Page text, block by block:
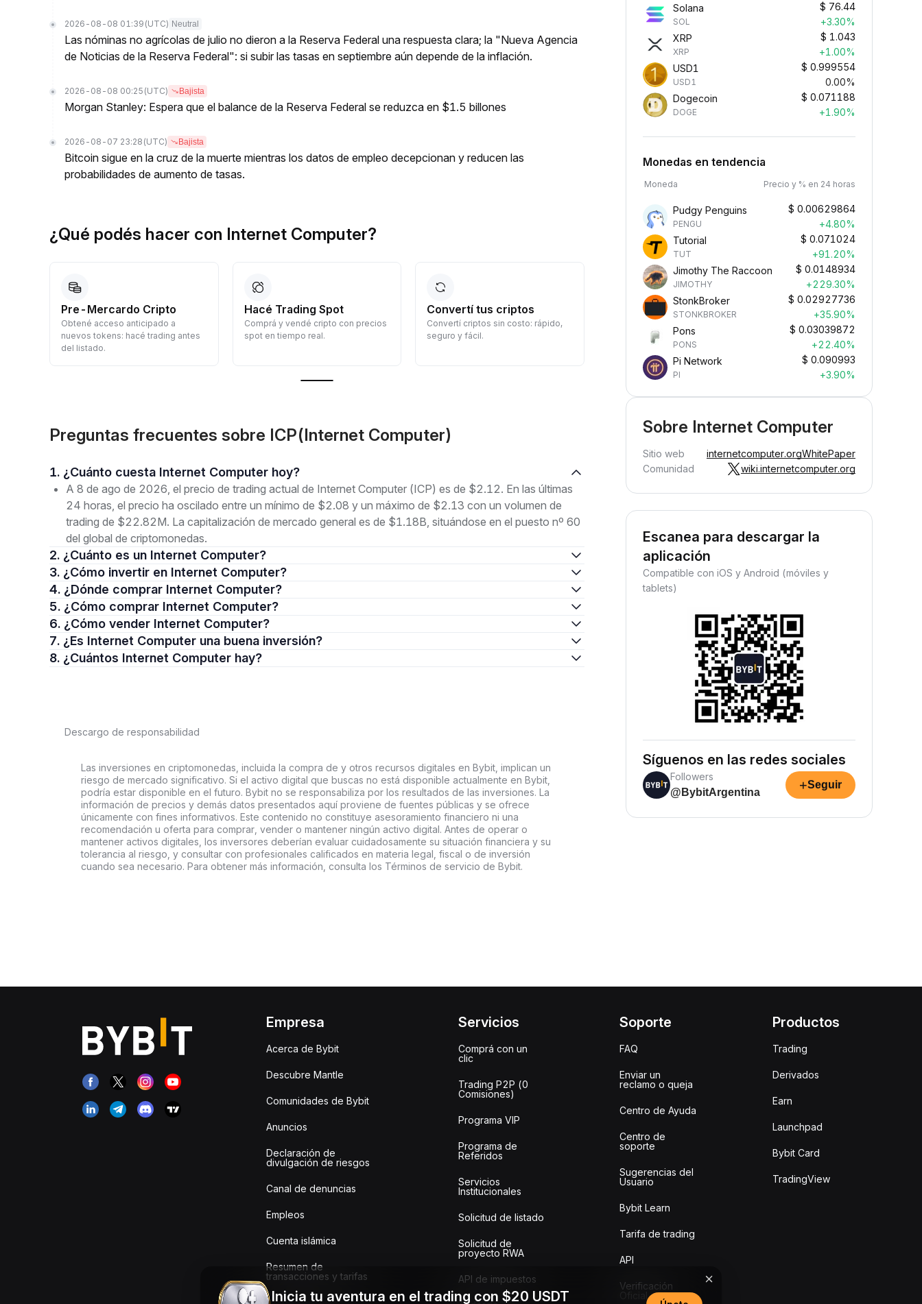
2026-08-08 01:39 (UTC) Neutral
Las nóminas no agrícolas de julio no dieron a la Reserva Federal una respuesta clara; la "Nueva Agencia
de Noticias de la Reserva Federal": si subir las tasas en septiembre aún depende de la inflación.
2026-08-08 00:25 (UTC) Bajista
Morgan Stanley: Espera que el balance de la Reserva Federal se reduzca en $1.5 billones
2026-08-07 23:28 (UTC) Bajista
Bitcoin sigue en la cruz de la muerte mientras los datos de empleo decepcionan y reducen las
probabilidades de aumento de tasas.
¿Qué podés hacer con Internet Computer?
Pre-Mercardo Cripto
Obtené acceso anticipado a
nuevos tokens: hacé trading antes
del listado.
Hacé Trading Spot
Comprá y vendé cripto con precios
spot en tiempo real.
Convertí tus criptos
Convertí criptos sin costo: rápido,
seguro y fácil.
Ganá ingresos pasivos
depositá tus fondos y observá
Preguntas frecuentes sobre ICP(Internet Computer)
1. ¿Cuánto cuesta Internet Computer hoy?
A 8 de ago de 2026, el precio de trading actual de Internet Computer (ICP) es de $2.12. En las últimas
24 horas, el precio ha oscilado entre un mínimo de $2.08 y un máximo de $2.13 con un volumen de
trading de $22.82M. La capitalización de mercado general es de $1.18B, situándose en el puesto nº 60
del global de criptomonedas.
2. ¿Cuánto es un Internet Computer?
3. ¿Cómo invertir en Internet Computer?
4. ¿Dónde comprar Internet Computer?
5. ¿Cómo comprar Internet Computer?
6. ¿Cómo vender Internet Computer?
7. ¿Es Internet Computer una buena inversión?
8. ¿Cuántos Internet Computer hay?
Descargo de responsabilidad
Las inversiones en criptomonedas, incluida la compra de y otros recursos digitales en Bybit, implican un
riesgo de mercado significativo. Si el activo digital que buscas no está disponible actualmente en Bybit,
podría estar disponible en el futuro. Bybit no se responsabiliza por los resultados de las inversiones. La
información de precios y demás datos presentados aquí proviene de fuentes públicas y se ofrece
únicamente con fines informativos. Este contenido no constituye asesoramiento financiero ni una
recomendación u oferta para comprar, vender o mantener ningún activo digital. Antes de operar o
mantener activos digitales, los inversores deberían evaluar cuidadosamente su situación financiera y su
tolerancia al riesgo, y consultar con profesionales calificados en materia legal, fiscal o de inversión
cuando sea necesario. Para obtener más información, consulta los Términos de servicio de Bybit.
Solana
SOL
$ 76.44
+3.30%
XRP
XRP
$ 1.043
+1.00%
USD1
USD1
$ 0.999554
0.00%
Dogecoin
DOGE
$ 0.071188
+1.90%
Monedas en tendencia
Moneda Precio y % en 24 horas
Pudgy Penguins
PENGU
$ 0.00629864
+4.80%
Tutorial
TUT
$ 0.071024
+91.20%
Jimothy The Raccoon
JIMOTHY
$ 0.0148934
+229.30%
StonkBroker
STONKBROKER
$ 0.02927736
+35.90%
Pons
PONS
$ 0.03039872
+22.40%
Pi Network
PI
$ 0.090993
+3.90%
Sobre Internet Computer
Sitio web internetcomputer.orgWhitePaper
Comunidad
wiki.internetcomputer.org
Escanea para descargar la
aplicación
Compatible con iOS y Android (móviles y
tablets)
Síguenos en las redes sociales
Followers
@BybitArgentina
+Seguir
Empresa
Acerca de Bybit
Descubre Mantle
Comunidades de Bybit
Anuncios
Declaración de
divulgación de riesgos
Canal de denuncias
Empleos
Cuenta islámica
Resumen de
transacciones y tarifas
Servicios
Comprá con un
clic
Trading P2P (0
Comisiones)
Programa VIP
Programa de
Referidos
Servicios
Institucionales
Solicitud de listado
Solicitud de
proyecto RWA
API de impuestos
Soporte
FAQ
Enviar un
reclamo o queja
Centro de Ayuda
Centro de
soporte
Sugerencias del
Usuario
Bybit Learn
Tarifa de trading
API
Verificación
Productos
Trading
Derivados
Earn
Launchpad
Bybit Card
TradingView
Inicia tu aventura en el trading con $20 USDT